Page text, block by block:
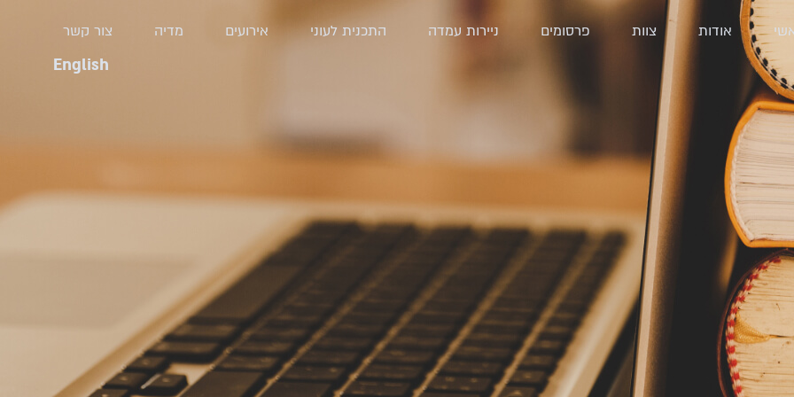
אודות צוות פרסומים ניירות עמדה התכנית לעוני אירועים מדיה צור קשר
English